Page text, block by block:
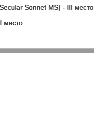
Sonnet MS) - III место
место